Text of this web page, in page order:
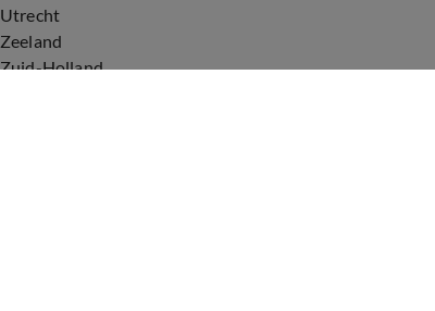
Utrecht
Zeeland
Zuid-Holland